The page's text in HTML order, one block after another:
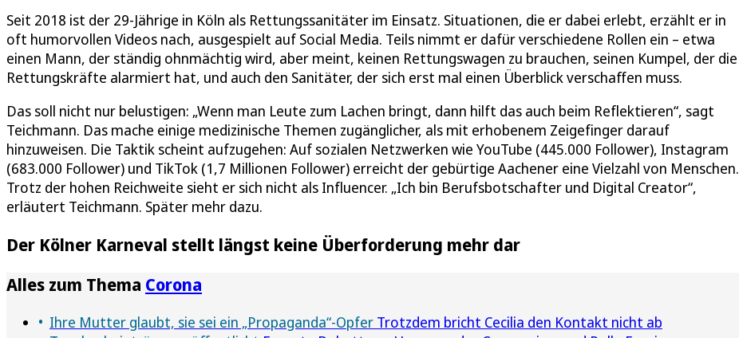
Seit 2018 ist der 29-Jährige in Köln als Rettungssanitäter im Einsatz. Situationen, die er dabei erlebt, erzählt er in
oft humorvollen Videos nach, ausgespielt auf Social Media. Teils nimmt er dafür verschiedene Rollen ein – etwa
einen Mann, der ständig ohnmächtig wird, aber meint, keinen Rettungswagen zu brauchen, seinen Kumpel, der die
Rettungskräfte alarmiert hat, und auch den Sanitäter, der sich erst mal einen Überblick verschaffen muss.
Das soll nicht nur belustigen: „Wenn man Leute zum Lachen bringt, dann hilft das auch beim Reflektieren“, sagt
Teichmann. Das mache einige medizinische Themen zugänglicher, als mit erhobenem Zeigefinger darauf
hinzuweisen. Die Taktik scheint aufzugehen: Auf sozialen Netzwerken wie YouTube (445.000 Follower), Instagram
(683.000 Follower) und TikTok (1,7 Millionen Follower) erreicht der gebürtige Aachener eine Vielzahl von Menschen.
Trotz der hohen Reichweite sieht er sich nicht als Influencer. „Ich bin Berufsbotschafter und Digital Creator“,
erläutert Teichmann. Später mehr dazu.
Der Kölner Karneval stellt längst keine Überforderung mehr dar
Alles zum Thema Corona
Ihre Mutter glaubt, sie sei ein „Propaganda“-Opfer Trotzdem bricht Cecilia den Kontakt nicht ab